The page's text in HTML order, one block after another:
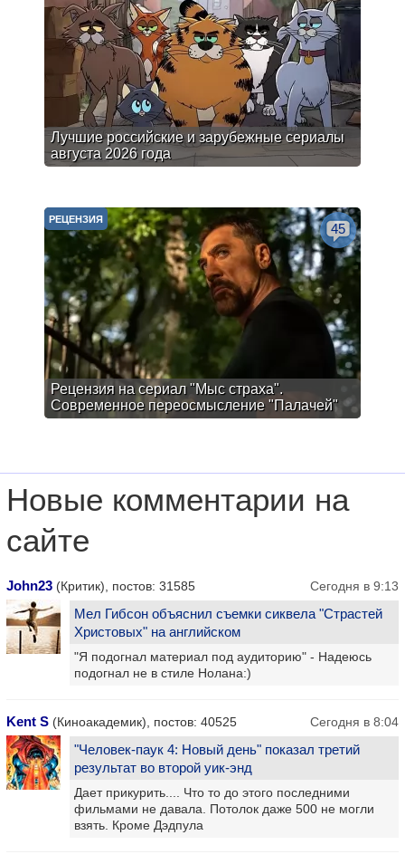
Лучшие российские и зарубежные сериалы
августа 2026 года
Рецензия на сериал "Мыс страха".
Современное переосмысление "Палачей"
РЕЦЕНЗИЯ
45
Новые комментарии на
сайте
John23 (Критик), постов: 31585 Сегодня в 9:13
Мел Гибсон объяснил съемки сиквела "Страстей
Христовых" на английском
"Я подогнал материал под аудиторию" - Надеюсь
подогнал не в стиле Нолана:)
Kent S (Киноакадемик), постов: 40525 Сегодня в 8:04
"Человек-паук 4: Новый день" показал третий
результат во второй уик-энд
Дает прикурить.... Что то до этого последними
фильмами не давала. Потолок даже 500 не могли
взять. Кроме Дэдпула